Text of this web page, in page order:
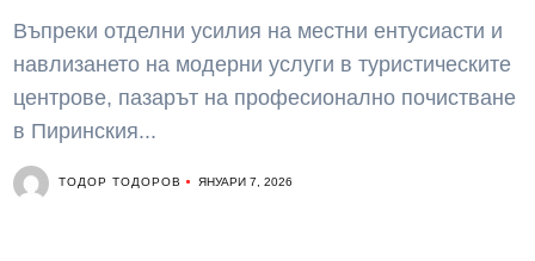
Въпреки отделни усилия на местни ентусиасти и
навлизането на модерни услуги в туристическите
центрове, пазарът на професионално почистване
в Пиринския...
ТОДОР ТОДОРОВ ЯНУАРИ 7, 2026